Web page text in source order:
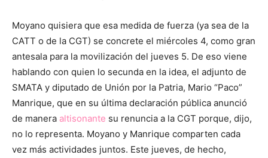
Moyano quisiera que esa medida de fuerza (ya sea de la
CATT o de la CGT) se concrete el miércoles 4, como gran
antesala para la movilización del jueves 5. De eso viene
hablando con quien lo secunda en la idea, el adjunto de
SMATA y diputado de Unión por la Patria, Mario “Paco”
Manrique, que en su última declaración pública anunció
de manera altisonante su renuncia a la CGT porque, dijo,
no lo representa. Moyano y Manrique comparten cada
vez más actividades juntos. Este jueves, de hecho,